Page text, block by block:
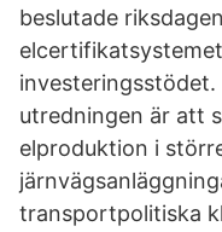
beslutade
investeringsstödet.
utredningen är att
elproduktion i
transportpolitiska